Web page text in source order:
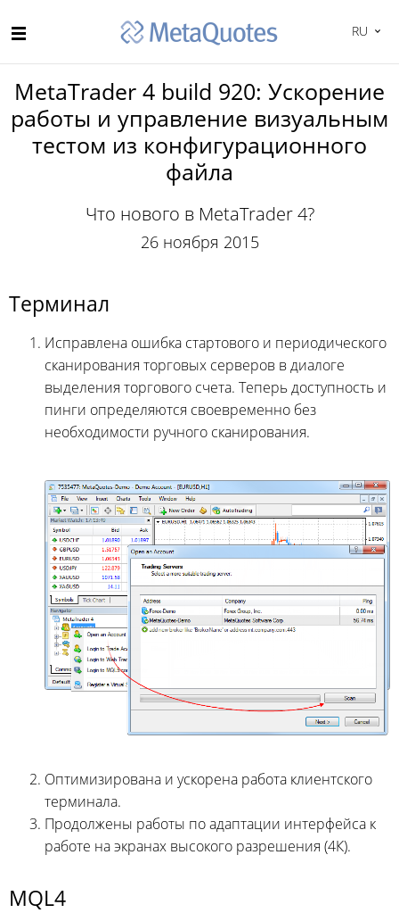
RU
MetaTrader 4 build 920: Ускорение
работы и управление визуальным
тестом из конфигурационного
файла
Что нового в MetaTrader 4?
26 ноября 2015
Терминал
Исправлена ошибка стартового и периодического
сканирования торговых серверов в диалоге
выделения торгового счета. Теперь доступность и
пинги определяются своевременно без
необходимости ручного сканирования.
Оптимизирована и ускорена работа клиентского
терминала.
Продолжены работы по адаптации интерфейса к
работе на экранах высокого разрешения (4К).
MQL4